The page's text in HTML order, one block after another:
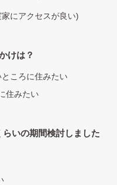
にアクセスが良い)
けは？
ころに住みたい
住みたい
いの期間検討しました